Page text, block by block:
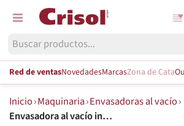
Red de ventasNovedadesMarcasZona de Cata
Inicio›Maquinaria›Envasadoras al vacío›
Envasadora al vacío industrial SENSOR